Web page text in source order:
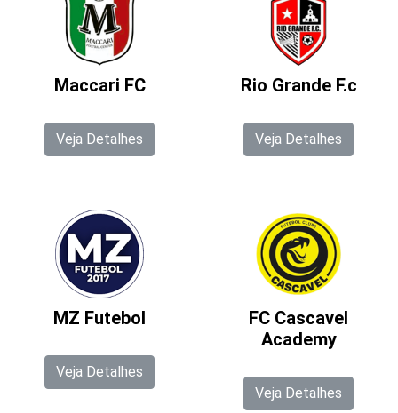
Maccari FC
Veja Detalhes
Rio Grande F.c
Veja Detalhes
MZ Futebol
Veja Detalhes
FC Cascavel
Academy
Veja Detalhes